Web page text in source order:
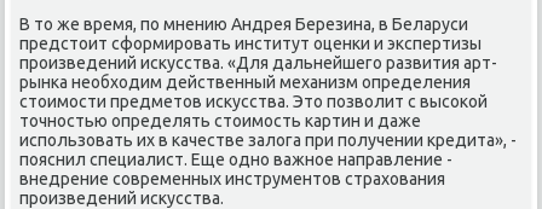
В то же время, по мнению Андрея Березина, в Беларуси
предстоит сформировать институт оценки и экспертизы
произведений искусства. «Для дальнейшего развития арт-
рынка необходим действенный механизм определения
стоимости предметов искусства. Это позволит с высокой
точностью определять стоимость картин и даже
использовать их в качестве залога при получении кредита», -
пояснил специалист. Еще одно важное направление -
внедрение современных инструментов страхования
произведений искусства.